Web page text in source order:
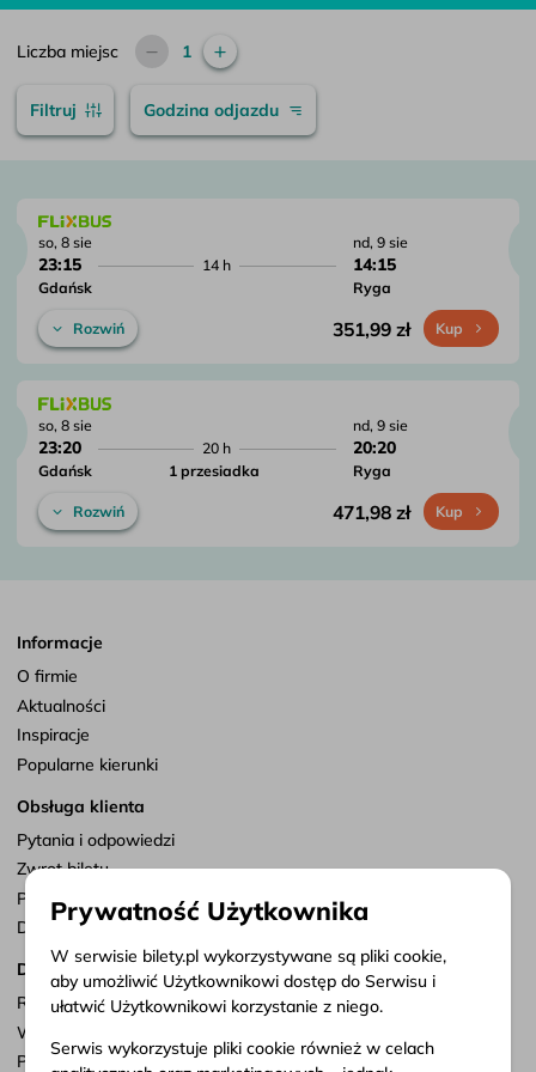
Liczba miejsc 1
Filtruj Godzina odjazdu
so, 8 sie
23:15
14 h
Gdańsk
nd, 9 sie
14:15
Ryga
Rozwiń 351,99 zł Kup
so, 8 sie
23:20
20 h
Gdańsk
1 przesiadka
nd, 9 sie
20:20
Ryga
Rozwiń 471,98 zł Kup
Informacje
O firmie
Aktualności
Inspiracje
Popularne kierunki
Obsługa klienta
Pytania i odpowiedzi
Zwrot biletu
Punkty sprzedaży
Dostosuj zgody
Dokumenty
Regulamin serwisu
Warunki przewozu
Polityka prywatności
Prywatność Użytkownika
W serwisie bilety.pl wykorzystywane są pliki cookie,
aby umożliwić Użytkownikowi dostęp do Serwisu i
ułatwić Użytkownikowi korzystanie z niego.
Serwis wykorzystuje pliki cookie również w celach